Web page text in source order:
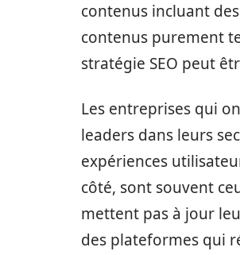
contenus incluant
contenus purement
stratégie SEO peut
Les entreprises qui
leaders dans leurs
expériences
côté, sont souvent
mettent pas à jour
des plateformes qui